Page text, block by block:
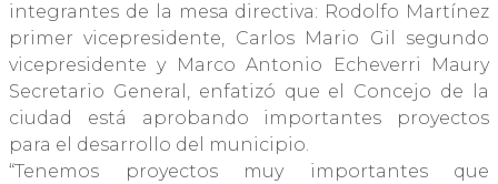
integrantes de la mesa directiva: Rodolfo Martínez
primer vicepresidente, Carlos Mario Gil segundo
vicepresidente y Marco Antonio Echeverri Maury
Secretario General, enfatizó que el Concejo de la
ciudad está aprobando importantes proyectos
para el desarrollo del municipio.
“Tenemos proyectos muy importantes que